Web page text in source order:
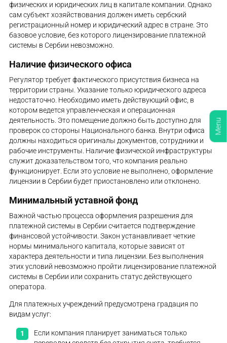
физических и юридических лиц в капитале компании. Однако
сам субъект хозяйствования должен иметь сербский
регистрационный номер и юридический адрес в стране. Это
базовое условие, без которого лицензирование платежной
системы в Сербии невозможно.
Наличие физического офиса
Регулятор требует фактического присутствия бизнеса на
территории страны. Указание только юридического адреса
недостаточно. Необходимо иметь действующий офис, в
котором ведется управленческая и операционная
деятельность. Это помещение должно быть доступно для
проверок со стороны Национального банка. Внутри офиса
должны находиться оригиналы документов, сотрудники и
рабочие инструменты. Наличие физической инфраструктуры
служит доказательством того, что компания реально
функционирует. Если это условие не выполнено, оформление
лицензии в Сербии будет приостановлено или отклонено.
Минимальный уставной фонд
Важной частью процесса оформления разрешения для
платежной системы в Сербии считается подтверждение
финансовой устойчивости. Закон устанавливает четкие
нормы минимального капитала, которые зависят от
характера деятельности и типа лицензии. Без выполнения
этих условий невозможно пройти лицензирование платежной
системы в Сербии или сохранить статус действующего
оператора.
Для платежных учреждений предусмотрена градация по
видам услуг:
Если компания планирует заниматься только
Menu